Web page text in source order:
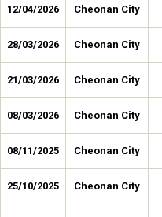
12/04/2026 Cheonan City
28/03/2026 Cheonan City
21/03/2026 Cheonan City
08/03/2026 Cheonan City
08/11/2025 Cheonan City
25/10/2025 Cheonan City